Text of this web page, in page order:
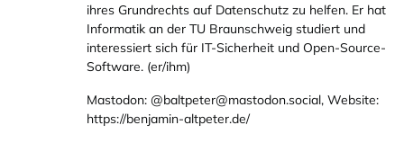
ihres Grundrechts auf Datenschutz zu helfen. Er hat
Informatik an der TU Braunschweig studiert und
interessiert sich für IT-Sicherheit und Open-Source-
Software. (er/ihm)
Mastodon: @baltpeter@mastodon.social, Website:
https://benjamin-altpeter.de/